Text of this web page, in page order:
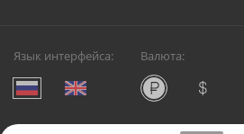
Язык интерфейса: Валюта: